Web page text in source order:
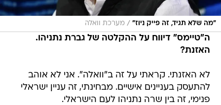
"מה שלא תגיד, זה פייק ניוז" / מערכת וואלה
ה"טיימס" דיווח על ההקלטה של גברת נתניהו.
האזנת?
לא האזנתי. קראתי על זה ב"וואלה". אני לא אוהב
להתעסק בעניינים אישיים. מבחינתי, זה עניין ישראלי
פנימי, זה בין שרה נתניהו לעם הישראלי.